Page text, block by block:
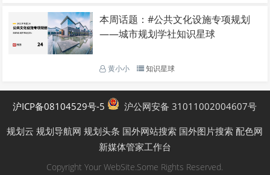
本周话题：#公共文化设施专项规划
——城市规划学社知识星球
黄小小 知识星球
沪ICP备08104529号-5 沪公网安备 31011002004607号
规划云 规划导航网 规划头条 国外网站搜索 国外图片搜索 配色网
新媒体管家工作台
Copyright Your WebSite.Some Rights Reserved.